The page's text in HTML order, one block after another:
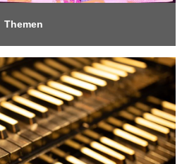
Themen